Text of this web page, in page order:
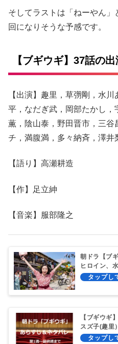
そしてラストは「ねーやん
回になりそうな予感です。
【ブギウギ】37話の
【出演】趣里，草彅剛，水
平，なだぎ武，岡部たかし，
薫，陰山泰，野田晋市，三谷
チ，満腹満，多々納斉，澤井
【語り】高瀬耕造
【作】足立紳
【音楽】服部隆之
朝ドラ【ブ
ヒロイン、
子ら豪華出
【ブギウギ
スズ子(趣里